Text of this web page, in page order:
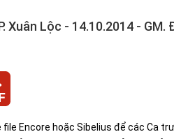
Xuân Lộc - 14.10.2014 -
file Encore hoặc Sibelius để các Ca